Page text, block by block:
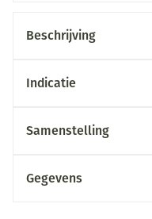
Beschrijving
Indicatie
Samenstelling
Gegevens